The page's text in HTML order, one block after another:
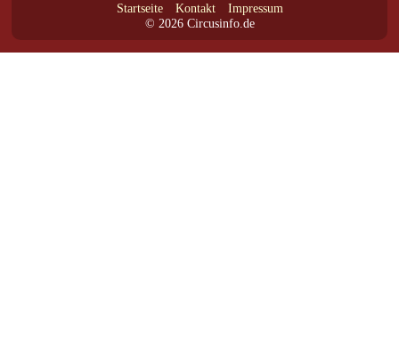
Startseite Kontakt
Impressum
© 2026 Circusinfo.de